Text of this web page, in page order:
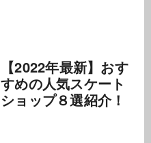
【2022年最新】おす
すめの人気スケート
ショップ８選紹介！